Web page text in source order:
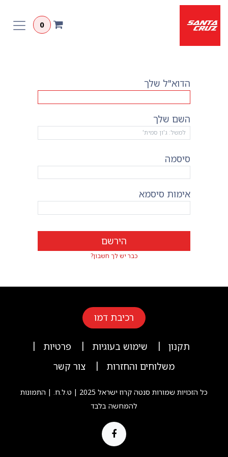
דלג לתוכן
0
הדוא"ל שלך
השם שלך
סיסמה
אימות סיסמא
הירשם
כבר יש לך חשבון?
רכיבת דמו
תקנון | שימוש בעוגיות | פרטיות
|
משלוחים והחזרות
| צור קשר
כל הזכויות שמורות סנטה קרוז ישראל 2025 | ט.ל.ח. | התמונות
להמחשה בלבד